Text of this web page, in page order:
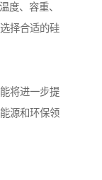
度、容重、
择合适的硅
将进一步提
源和环保领